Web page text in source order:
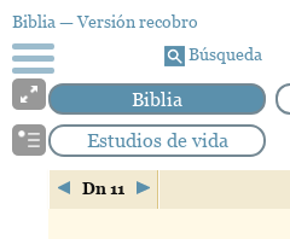
Biblia — Versión recobro
Búsqueda
Biblia
Estudios de vida
Dn 11